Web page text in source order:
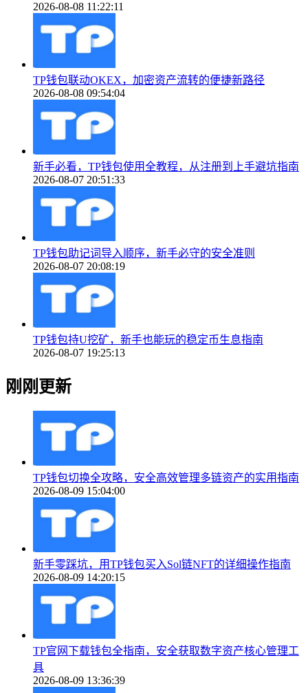
2026-08-08 11:22:11
TP钱包联动OKEX，加密资产流转的便捷新路径
2026-08-08 09:54:04
新手必看，TP钱包使用全教程，从注册到上手避坑指南
2026-08-07 20:51:33
TP钱包助记词导入顺序，新手必守的安全准则
2026-08-07 20:08:19
TP钱包持U挖矿，新手也能玩的稳定币生息指南
2026-08-07 19:25:13
刚刚更新
TP钱包切换全攻略，安全高效管理多链资产的实用指南
2026-08-09 15:04:00
新手零踩坑，用TP钱包买入Sol链NFT的详细操作指南
2026-08-09 14:20:15
TP官网下载钱包全指南，安全获取数字资产核心管理工
具
2026-08-09 13:36:39